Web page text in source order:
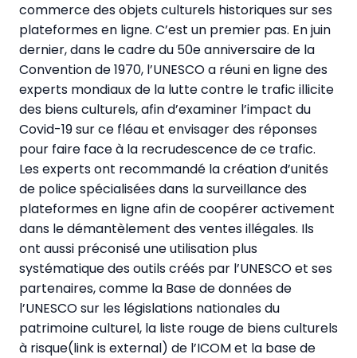
commerce des objets culturels historiques sur ses
plateformes en ligne. C’est un premier pas. En juin
dernier, dans le cadre du 50e anniversaire de la
Convention de 1970, l’UNESCO a réuni en ligne des
experts mondiaux de la lutte contre le trafic illicite
des biens culturels, afin d’examiner l’impact du
Covid-19 sur ce fléau et envisager des réponses
pour faire face à la recrudescence de ce trafic.
Les experts ont recommandé la création d’unités
de police spécialisées dans la surveillance des
plateformes en ligne afin de coopérer activement
dans le démantèlement des ventes illégales. Ils
ont aussi préconisé une utilisation plus
systématique des outils créés par l’UNESCO et ses
partenaires, comme la Base de données de
l’UNESCO sur les législations nationales du
patrimoine culturel, la liste rouge de biens culturels
à risque(link is external) de l’ICOM et la base de